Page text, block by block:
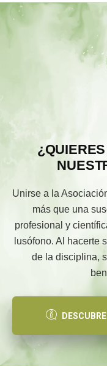
Unirse a la
más que una
profesional y
lusófono. Al hacerte
de la disciplina,